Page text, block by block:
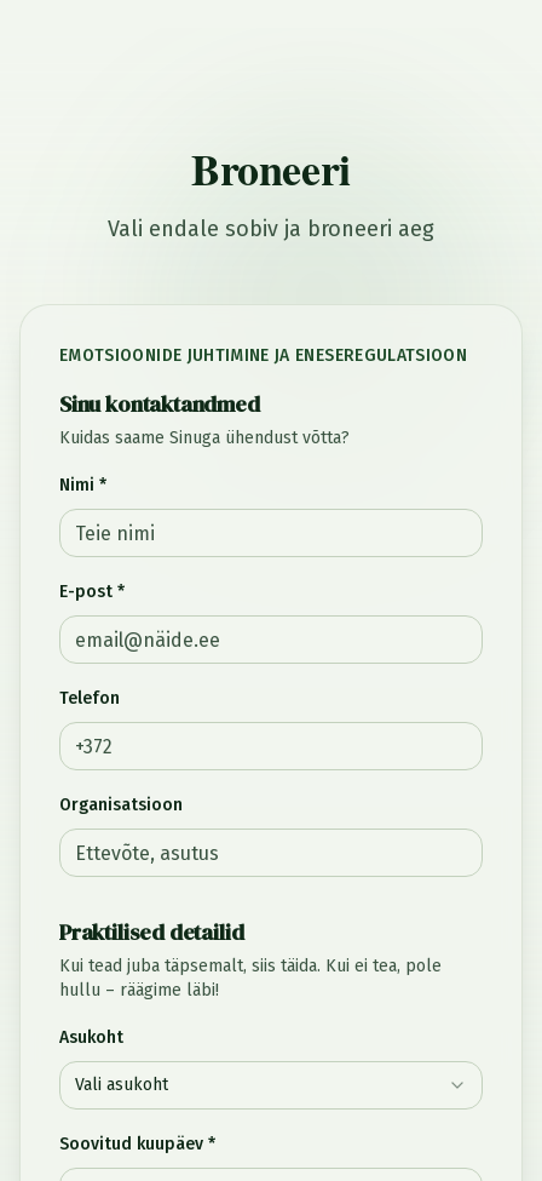
Broneeri
Vali endale sobiv ja broneeri aeg
EMOTSIOONIDE JUHTIMINE JA ENESEREGULATSIOON
Sinu kontaktandmed
Kuidas saame Sinuga ühendust võtta?
Nimi *
E-post *
Telefon
Organisatsioon
Praktilised detailid
Kui tead juba täpsemalt, siis täida. Kui ei tea, pole
hullu – räägime läbi!
Asukoht
Vali asukoht
Soovitud kuupäev *